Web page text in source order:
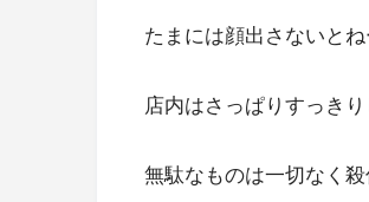
たまには顔出さないとね
店内はさっぱりすっきり
無駄なものは一切なく